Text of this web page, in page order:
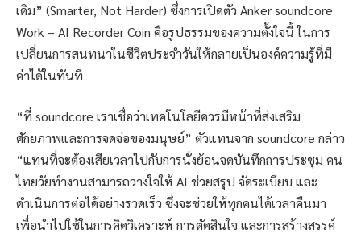
เดิม” (Smarter, Not Harder) ซึ่งการเปิดตัว Anker soundcore
Work – AI Recorder Coin คือรูปธรรมของความตั้งใจนี้ ในการ
เปลี่ยนการสนทนาในชีวิตประจำวันให้กลายเป็นองค์ความรู้ที่มี
ค่าได้ในทันที
“ที่ soundcore เราเชื่อว่าเทคโนโลยีควรมีหน้าที่ส่งเสริม
ศักยภาพและการจดจ่อของมนุษย์” ตัวแทนจาก soundcore กล่าว
“แทนที่จะต้องเสียเวลาไปกับการนั่งย้อนจดบันทึกการประชุม คน
ไทยวัยทำงานสามารถวางใจให้ AI ช่วยสรุป จัดระเบียบ และ
ดำเนินการต่อได้อย่างรวดเร็ว ซึ่งจะช่วยให้ทุกคนได้เวลาคืนมา
เพื่อนำไปใช้ในการคิดวิเคราะห์ การตัดสินใจ และการสร้างสรรค์